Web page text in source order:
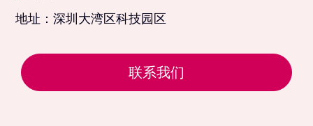
地址：深圳大湾区科技园区
联系我们